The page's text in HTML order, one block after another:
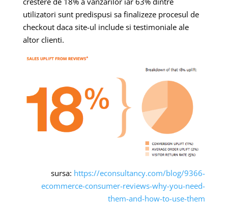
utilizatori sunt predispusi sa finalizeze procesul de
checkout daca site-ul include si testimoniale ale
altor clienti.
sursa: https://econsultancy.com/blog/9366-
ecommerce-consumer-reviews-why-you-need-
them-and-how-to-use-them